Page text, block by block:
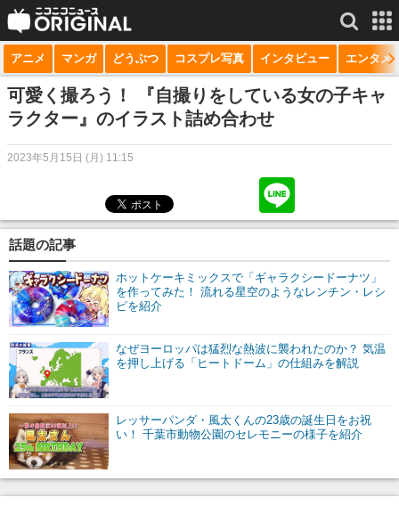
サービス一覧 もっと見る
niconico
動画
生放送
チャンネル
マンガ
ニコニコQ
アニメ マンガ どうぶつ コスプレ写真 インタビュー エンタメ
可愛く撮ろう！ 『自撮りをしている女の子キャ
ラクター』のイラスト詰め合わせ
2023年5月15日 (月) 11:15
話題の記事
ホットケーキミックスで「ギャラクシードーナツ」
を作ってみた！ 流れる星空のようなレンチン・レシ
ピを紹介
なぜヨーロッパは猛烈な熱波に襲われたのか？ 気温
を押し上げる「ヒートドーム」の仕組みを解説
レッサーパンダ・風太くんの23歳の誕生日をお祝
い！ 千葉市動物公園のセレモニーの様子を紹介